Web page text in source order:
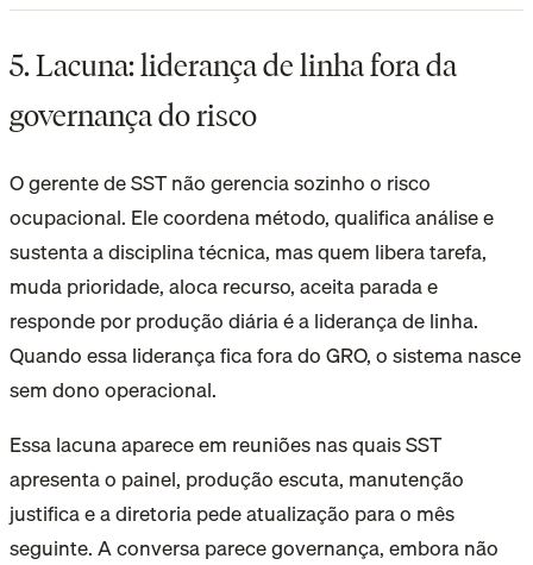
5. Lacuna: liderança de linha fora da
governança do risco
O gerente de SST não gerencia sozinho o risco
ocupacional. Ele coordena método, qualifica análise e
sustenta a disciplina técnica, mas quem libera tarefa,
muda prioridade, aloca recurso, aceita parada e
responde por produção diária é a liderança de linha.
Quando essa liderança fica fora do GRO, o sistema nasce
sem dono operacional.
Essa lacuna aparece em reuniões nas quais SST
apresenta o painel, produção escuta, manutenção
justifica e a diretoria pede atualização para o mês
seguinte. A conversa parece governança, embora não